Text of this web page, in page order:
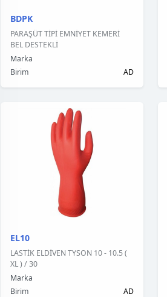
BDPK
PARAŞÜT TİPİ EMNİYET KEMERİ
BEL DESTEKLİ
Marka
Birim
AD
EL10
LASTİK ELDİVEN TYSON 10 - 10.5 (
XL ) / 30
Marka
Birim
AD